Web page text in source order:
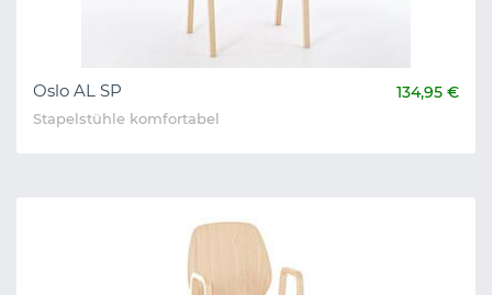
Oslo AL SP 134,95 €
Stapelstühle komfortabel